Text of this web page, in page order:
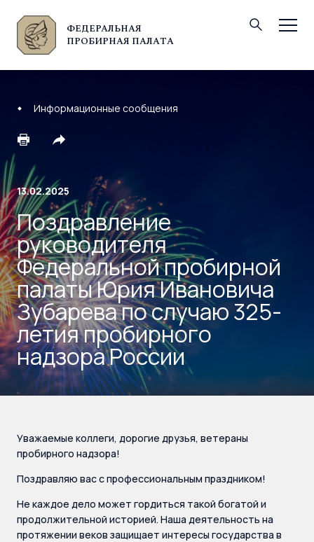
ФЕДЕРАЛЬНАЯ
ПРОБИРНАЯ ПАЛАТА
© Федеральная пробирная палата, 2026
Информационные сообщения
13.02.2025
Поздравление
руководителя
Федеральной пробирной
палаты Юрия Ивановича
Зубарева по случаю 325-
летия пробирного
надзора России
Уважаемые коллеги, дорогие друзья, ветераны
пробирного надзора!
Поздравляю вас с профессиональным праздником!
Не каждое дело может гордиться такой богатой и
продолжительной историей. Наша деятельность на
протяжении веков защищает интересы государства в